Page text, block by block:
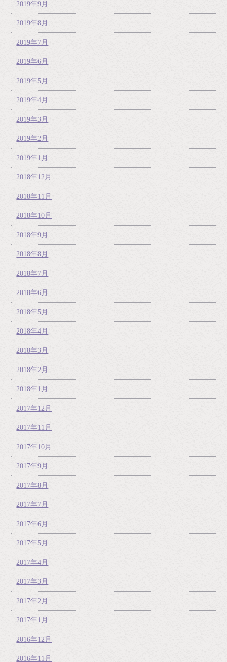
2019年9月
2019年8月
2019年7月
2019年6月
2019年5月
2019年4月
2019年3月
2019年2月
2019年1月
2018年12月
2018年11月
2018年10月
2018年9月
2018年8月
2018年7月
2018年6月
2018年5月
2018年4月
2018年3月
2018年2月
2018年1月
2017年12月
2017年11月
2017年10月
2017年9月
2017年8月
2017年7月
2017年6月
2017年5月
2017年4月
2017年3月
2017年2月
2017年1月
2016年12月
2016年11月